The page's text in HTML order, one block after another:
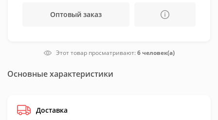
Основные характеристики
Оптовый заказ
Этот товар просматривают:6 человек(а)
Доставка